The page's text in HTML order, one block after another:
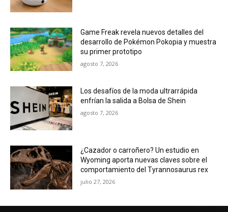
Game Freak revela nuevos detalles del
desarrollo de Pokémon Pokopia y muestra
su primer prototipo
agosto 7, 2026
Los desafíos de la moda ultrarrápida
enfrían la salida a Bolsa de Shein
agosto 7, 2026
¿Cazador o carroñero? Un estudio en
Wyoming aporta nuevas claves sobre el
comportamiento del Tyrannosaurus rex
julio 27, 2026